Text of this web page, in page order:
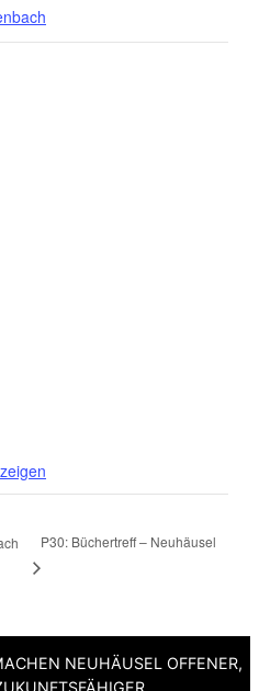
P30: Büchertreff – Neuhäusel
NEUHÄUSEL OFFENER,